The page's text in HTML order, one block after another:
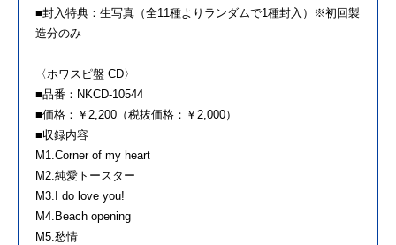
■封入特典：生写真（全11種よりランダムで1種封入）※初回製
造分のみ
〈ホワスピ盤 CD〉
■品番：NKCD-10544
■価格：￥2,200（税抜価格：￥2,000）
■収録内容
M1.Corner of my heart
M2.純愛トースター
M3.I do love you!
M4.Beach opening
M5.愁情